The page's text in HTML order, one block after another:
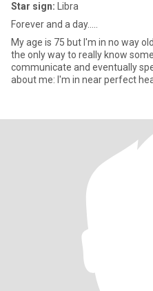
Star sign: Libra
Forever and a day.....
My age is 75 but I'm in no way
the only way to really know
communicate and eventually
about me: I'm in near perfect